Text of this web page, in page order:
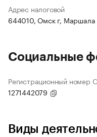
Адрес налоговой
644010, Омск г, Маршала
Социальные
Регистрационный номер
1271442079
Виды